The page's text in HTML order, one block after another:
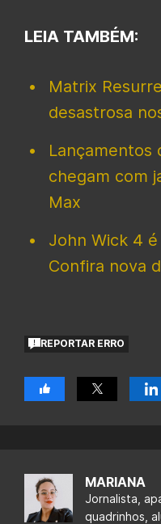
LEIA TAMBÉM:
Matrix
desastrosa
Lançamentos
chegam com
Max
John Wick 4
Confira nova
REPORTAR ERRO
MARIANA
Jornalista,
quadrinhos,